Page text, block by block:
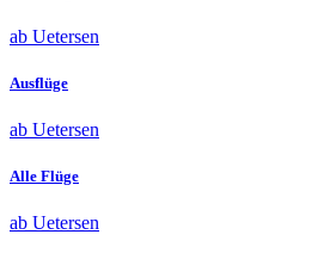
ab Uetersen
Ausflüge
ab Uetersen
Alle Flüge
ab Uetersen